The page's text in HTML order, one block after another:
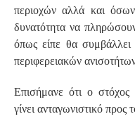
περιοχών αλλά και
δυνατότητα να
όπως είπε θα συμβάλλει
περιφερειακών
Επισήμανε ότι ο στόχος
γίνει ανταγωνιστικό προς